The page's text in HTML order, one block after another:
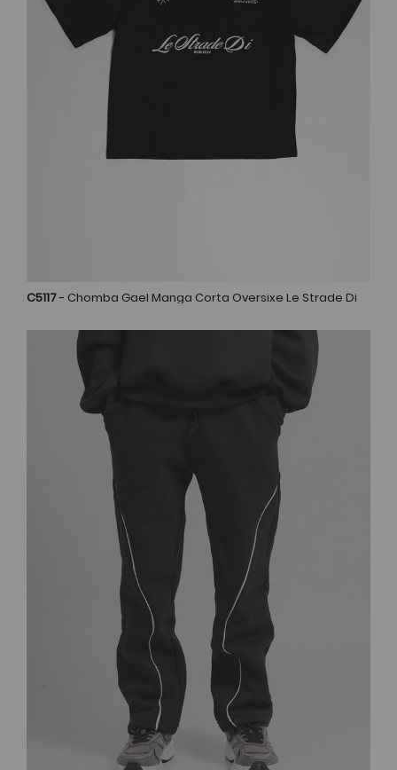
C5117- Chomba Gael Manga Corta Oversixe Le Strade Di